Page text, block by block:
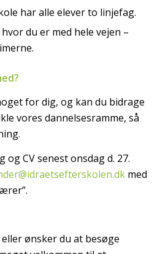
har alle elever to linjefag.
du er med hele vejen –
for dig, og kan du bidrage
vores dannelsesramme, så
og CV senest onsdag d. 27.
med
ønsker du at besøge